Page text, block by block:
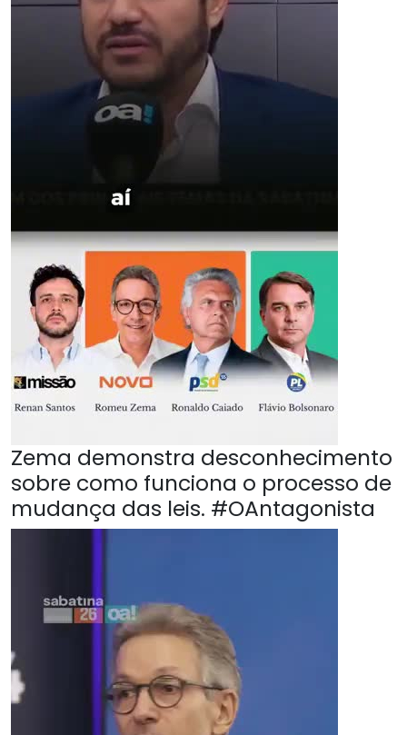
Zema demonstra desconhecimento
sobre como funciona o processo de
mudança das leis. #OAntagonista